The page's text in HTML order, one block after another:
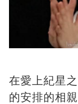
在愛上紀星
的安排的相親